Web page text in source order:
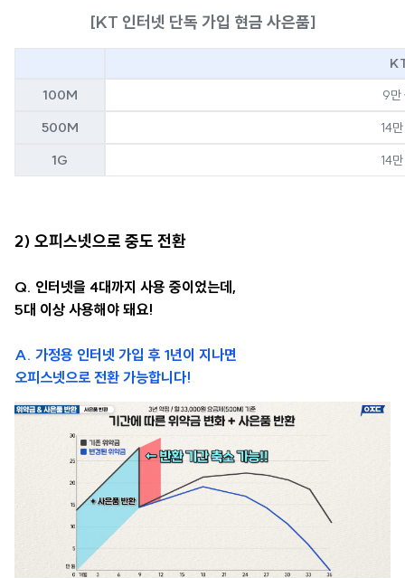
[KT 인터넷 단독 가입 현금 사은품]
100M
9만
500M
14
1G
14
2) 오피스넷으로 중도 전환
Q. 인터넷을 4대까지 사용 중이었는데,
5대 이상 사용해야 돼요!
A. 가정용 인터넷 가입 후 1년이 지나면
오피스넷으로 전환 가능합니다!